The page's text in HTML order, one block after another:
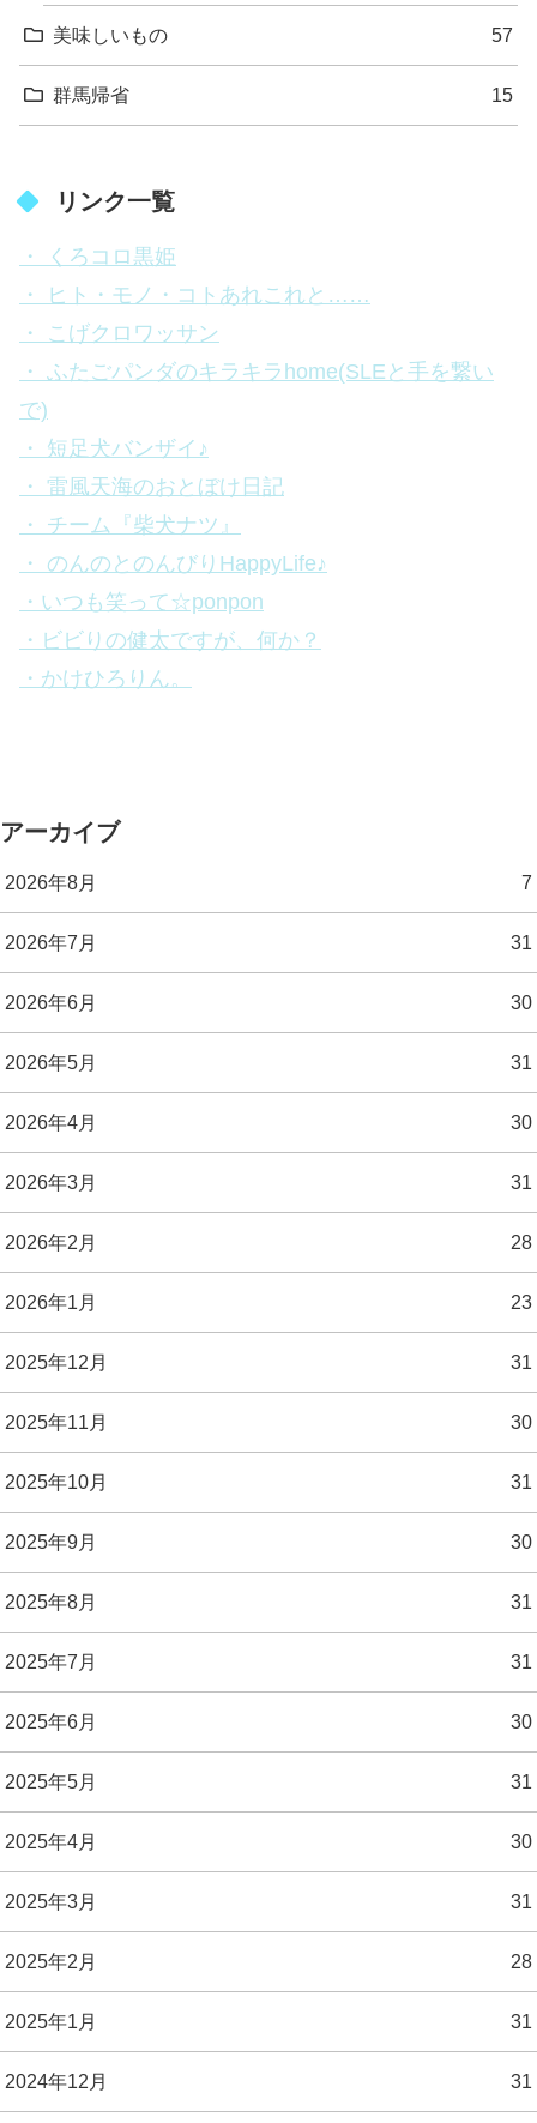
美味しいもの 57
群馬帰省 15
リンク一覧
・ くろコロ黒姫
・ ヒト・モノ・コトあれこれと……
・ こげクロワッサン
・ ふたごパンダのキラキラhome(SLEと手を繋い
で)
・ 短足犬バンザイ♪
・ 雷風天海のおとぼけ日記
・ チーム『柴犬ナツ』
・ のんのとのんびりHappyLife♪
・いつも笑って☆ponpon
・ビビりの健太ですが、何か？
・かけひろりん。
アーカイブ
2026年8月 7
2026年7月 31
2026年6月 30
2026年5月 31
2026年4月 30
2026年3月 31
2026年2月 28
2026年1月 23
2025年12月 31
2025年11月 30
2025年10月 31
2025年9月 30
2025年8月 31
2025年7月 31
2025年6月 30
2025年5月 31
2025年4月 30
2025年3月 31
2025年2月 28
2025年1月 31
2024年12月 31